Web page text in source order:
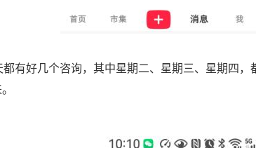
有好几个咨询，其中星期二、星期三、星期四，